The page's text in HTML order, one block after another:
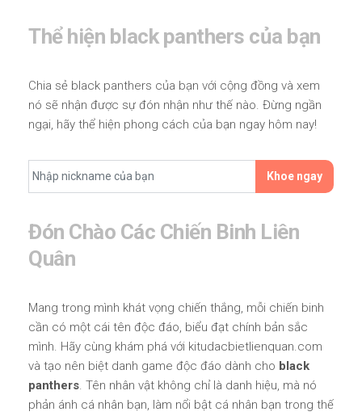
Thể hiện black panthers của bạn
Chia sẻ black panthers của bạn với cộng đồng và xem
nó sẽ nhận được sự đón nhận như thế nào. Đừng ngần
ngại, hãy thể hiện phong cách của bạn ngay hôm nay!
Khoe ngay
Đón Chào Các Chiến Binh Liên
Quân
Mang trong mình khát vọng chiến thắng, mỗi chiến binh
cần có một cái tên độc đáo, biểu đạt chính bản sắc
mình. Hãy cùng khám phá với kitudacbietlienquan.com
và tạo nên biệt danh game độc đáo dành cho black
panthers. Tên nhân vật không chỉ là danh hiệu, mà nó
phản ánh cá nhân bạn, làm nổi bật cá nhân bạn trong thế